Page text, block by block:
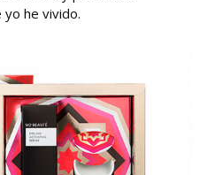
he vivido.